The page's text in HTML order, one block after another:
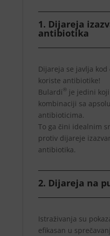
1. Dijareja
antibiotika
Dijareja se javlja kod
koriste antibiotike!
Bulardi ®je jedini koji
kombinaciji sa
antibioticima.
To ga čini idealnim
protiv dijareje
antibiotika.
2. Dijareja na
Istraživanja su
efikasan u